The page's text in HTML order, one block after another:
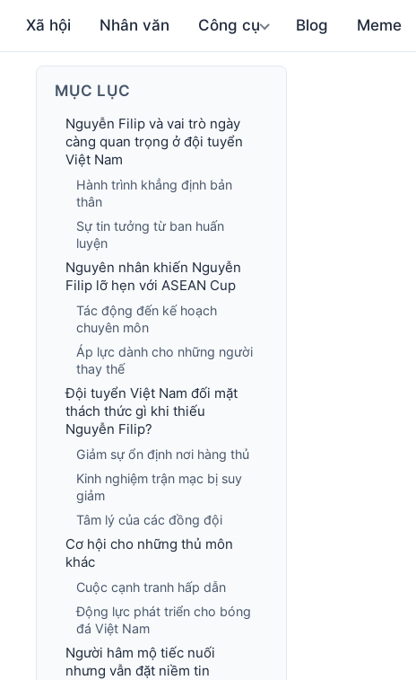
Xã hội Nhân văn Công cụ Blog Meme
MỤC LỤC
Nguyễn Filip và vai trò ngày
càng quan trọng ở đội tuyển
Việt Nam
Hành trình khẳng định bản
thân
Sự tin tưởng từ ban huấn
luyện
Nguyên nhân khiến Nguyễn
Filip lỡ hẹn với ASEAN Cup
Tác động đến kế hoạch
chuyên môn
Áp lực dành cho những người
thay thế
Đội tuyển Việt Nam đối mặt
thách thức gì khi thiếu
Nguyễn Filip?
Giảm sự ổn định nơi hàng thủ
Kinh nghiệm trận mạc bị suy
giảm
Tâm lý của các đồng đội
Cơ hội cho những thủ môn
khác
Cuộc cạnh tranh hấp dẫn
Động lực phát triển cho bóng
đá Việt Nam
Người hâm mộ tiếc nuối
nhưng vẫn đặt niềm tin